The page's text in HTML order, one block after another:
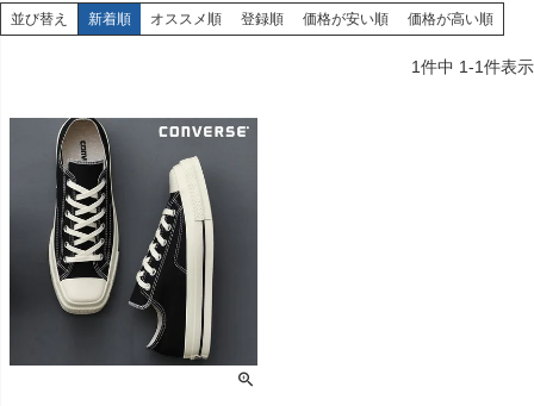
並び替え 新着順 オススメ順 登録順 価格が安い順 価格が高い順
1件中 1-1件表示